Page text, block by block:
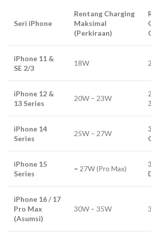
Seri iPhone
Rentang Charging
Maksimal
(Perkiraan)
iPhone 11 &
SE 2/3
18W
iPhone 12 &
13 Series
20W – 23W
iPhone 14
Series
25W – 27W
iPhone 15
Series
= 27W (Pro Max)
iPhone 16 / 17
Pro Max
(Asumsi)
30W – 35W